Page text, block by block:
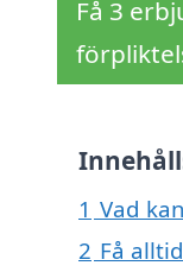
Få 3
1 Vad
2 Få